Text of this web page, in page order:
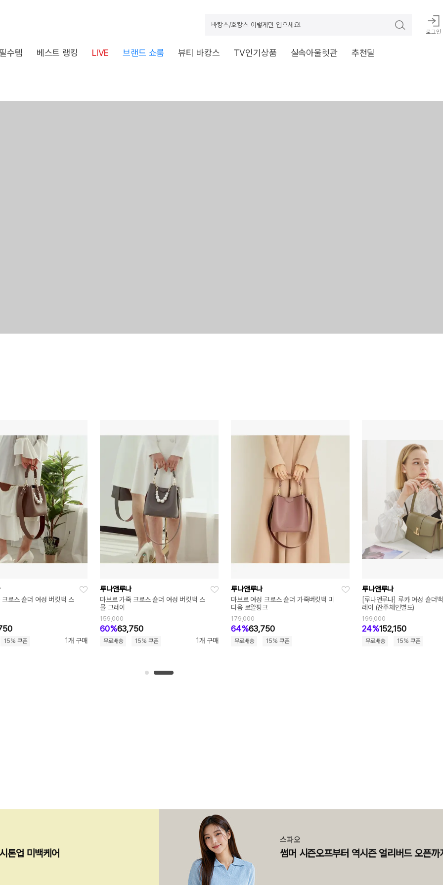
바캉스/호캉스 이렇게만 입으세요!
로그인
수템 베스트 랭킹 LIVE 브랜드 쇼룸 뷰티 바캉스 TV인기상품 실속아울렛관 추천딜
로스 숄더 여성 버킷백 스
15% 쿠폰 1개 구매
루나앤루나
마브르 가죽 크로스 숄더 여성 버킷백 스
몰 그레이
159,000
60%63,750
무료배송 15% 쿠폰 1개 구매
루나앤루나
마브르 여성 크로스 숄더 가죽버킷백 미
디움 로얄핑크
179,000
64%63,750
무료배송 15% 쿠폰
루나앤루나
[루나앤루나] 루카 여성 숄더
레이 (잔주체인별도)
199,000
24%152,150
무료배송 15% 쿠폰
톤업 미백케어
스파오
썸머 시즌오프부터 역시즌 얼리버드 오픈까